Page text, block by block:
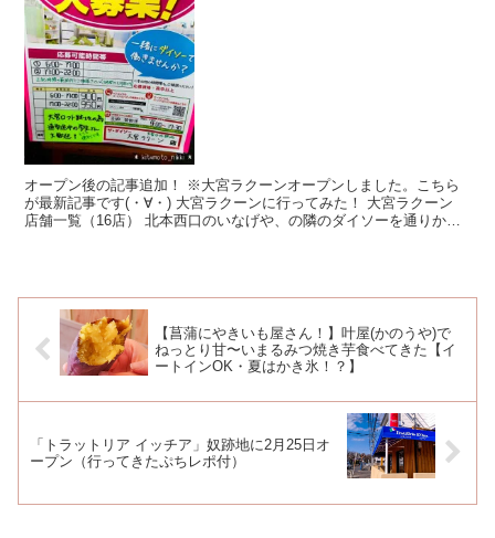
オープン後の記事追加！ ※大宮ラクーンオープンしました。こちら
が最新記事です(・∀・) 大宮ラクーンに行ってみた！ 大宮ラクーン
店舗一覧（16店） 北本西口のいなげや、の隣のダイソーを通りかか
【菖蒲にやきいも屋さん！】叶屋(かのうや)で
ねっとり甘〜いまるみつ焼き芋食べてきた【イ
ートインOK・夏はかき氷！？】
「トラットリア イッチア」奴跡地に2月25日オ
ープン（行ってきたぷちレポ付）